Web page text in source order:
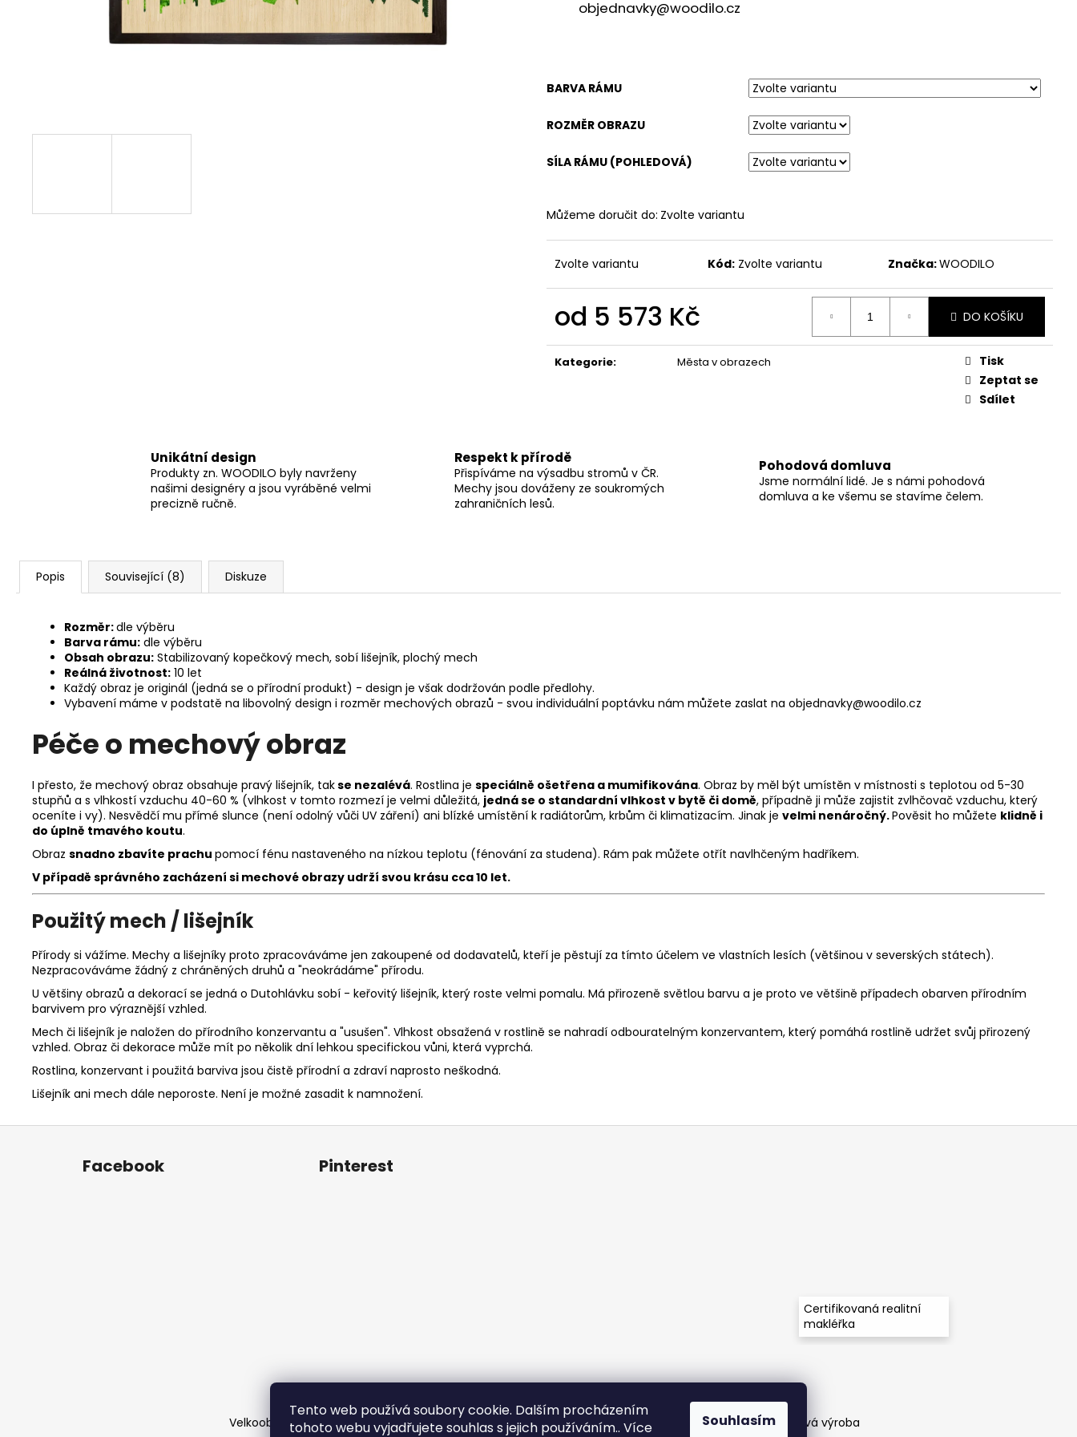
Tento web používá soubory cookie. Dalším procházením
tohoto webu vyjadřujete souhlas s jejich používáním.. Více
Souhlasím
objednavky@woodilo.cz
BARVA RÁMU
ROZMĚR OBRAZU
SÍLA RÁMU (POHLEDOVÁ)
Můžeme doručit do: Zvolte variantu
Zvolte variantu Kód: Zvolte variantu Značka:WOODILO
od 5 573 Kč DO KOŠÍKU
Kategorie: Města v obrazech
Tisk
Zeptat se
Sdílet
Unikátní design
Produkty zn. WOODILO byly navrženy
našimi designéry a jsou vyráběné velmi
precizně ručně.
Respekt k přírodě
Přispíváme na výsadbu stromů v ČR.
Mechy jsou dováženy ze soukromých
zahraničních lesů.
Pohodová domluva
Jsme normální lidé. Je s námi pohodová
domluva a ke všemu se stavíme čelem.
Popis Související (8) Diskuze
Rozměr:dle výběru
Barva rámu: dle výběru
Obsah obrazu: Stabilizovaný kopečkový mech, sobí lišejník, plochý mech
Reálná životnost: 10 let
Každý obraz je originál (jedná se o přírodní produkt) - design je však dodržován podle předlohy.
Vybavení máme v podstatě na libovolný design i rozměr mechových obrazů - svou individuální poptávku nám můžete zaslat na objednavky@woodilo.cz
Péče o mechový obraz
I přesto, že mechový obraz obsahuje pravý lišejník, takse nezalévá. Rostlina je speciálně ošetřena a mumifikována. Obraz by měl být umístěn v místnosti s teplotou od 5-30
stupňů a s vlhkostí vzduchu 40-60 % (vlhkost v tomto rozmezí je velmi důležitá, jedná se o standardní vlhkost v bytě či domě, případně ji může zajistit zvlhčovač vzduchu, který
oceníte i vy). Nesvědčí mu přímé slunce (není odolný vůči UV záření) ani blízké umístění k radiátorům, krbům či klimatizacím. Jinak je velmi nenáročný.Pověsit ho můžete klidně i
do úplně tmavého koutu.
Obraz snadno zbavíte prachu pomocí fénu nastaveného na nízkou teplotu (fénování za studena). Rám pak můžete otřít navlhčeným hadříkem.
V případě správného zacházení si mechové obrazy udrží svou krásu cca 10 let.
Použitý mech / lišejník
Přírody si vážíme. Mechy a lišejníky proto zpracováváme jen zakoupené od dodavatelů, kteří je pěstují za tímto účelem ve vlastních lesích (většinou v severských státech).
Nezpracováváme žádný z chráněných druhů a "neokrádáme" přírodu.
U většiny obrazů a dekorací se jedná o Dutohlávku sobí - keřovitý lišejník, který roste velmi pomalu. Má přirozeně světlou barvu a je proto ve většině případech obarven přírodním
barvivem pro výraznější vzhled.
Mech či lišejník je naložen do přírodního konzervantu a "usušen". Vlhkost obsažená v rostlině se nahradí odbouratelným konzervantem, který pomáhá rostlině udržet svůj přirozený
vzhled. Obraz či dekorace může mít po několik dní lehkou specifickou vůni, která vyprchá.
Rostlina, konzervant i použitá barviva jsou čistě přírodní a zdraví naprosto neškodná.
Lišejník ani mech dále neporoste. Není je možné zasadit k namnožení.
Z
Facebook Pinterest
Certifikovaná realitní
makléřka
Velkoobchod Časté dotazy Obchodní podmínky Kontakt Vzorník mechů Mechové stěny a zakázková výroba